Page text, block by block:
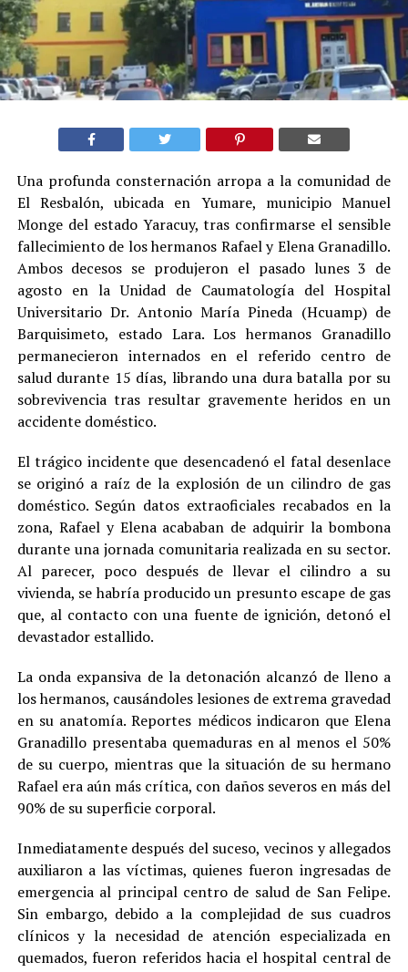
Una profunda consternación arropa a la comunidad de
El Resbalón, ubicada en Yumare, municipio Manuel
Monge del estado Yaracuy, tras confirmarse el sensible
fallecimiento de los hermanos Rafael y Elena Granadillo.
Ambos decesos se produjeron el pasado lunes 3 de
agosto en la Unidad de Caumatología del Hospital
Universitario Dr. Antonio María Pineda (Hcuamp) de
Barquisimeto, estado Lara. Los hermanos Granadillo
permanecieron internados en el referido centro de
salud durante 15 días, librando una dura batalla por su
sobrevivencia tras resultar gravemente heridos en un
accidente doméstico.
El trágico incidente que desencadenó el fatal desenlace
se originó a raíz de la explosión de un cilindro de gas
doméstico. Según datos extraoficiales recabados en la
zona, Rafael y Elena acababan de adquirir la bombona
durante una jornada comunitaria realizada en su sector.
Al parecer, poco después de llevar el cilindro a su
vivienda, se habría producido un presunto escape de gas
que, al contacto con una fuente de ignición, detonó el
devastador estallido.
La onda expansiva de la detonación alcanzó de lleno a
los hermanos, causándoles lesiones de extrema gravedad
en su anatomía. Reportes médicos indicaron que Elena
Granadillo presentaba quemaduras en al menos el 50%
de su cuerpo, mientras que la situación de su hermano
Rafael era aún más crítica, con daños severos en más del
90% de su superficie corporal.
Inmediatamente después del suceso, vecinos y allegados
auxiliaron a las víctimas, quienes fueron ingresadas de
emergencia al principal centro de salud de San Felipe.
Sin embargo, debido a la complejidad de sus cuadros
clínicos y la necesidad de atención especializada en
quemados, fueron referidos hacia el hospital central de